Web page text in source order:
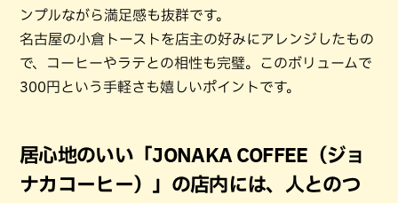
ンプルながら満足感も抜群です。
名古屋の小倉トーストを店主の好みにアレンジしたもの
で、コーヒーやラテとの相性も完璧。このボリュームで
300円という手軽さも嬉しいポイントです。
居心地のいい「JONAKA COFFEE（ジョ
ナカコーヒー）」の店内には、人とのつ